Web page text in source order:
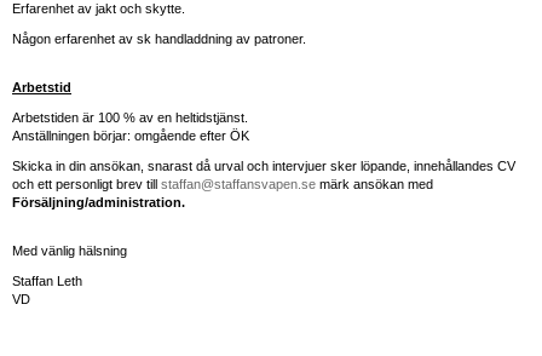
Erfarenhet av jakt och skytte.
Någon erfarenhet av sk handladdning av patroner.
Arbetstid
Arbetstiden är 100 % av en heltidstjänst.
Anställningen börjar: omgående efter ÖK
Skicka in din ansökan, snarast då urval och intervjuer sker löpande, innehållandes CV
och ett personligt brev till staffan@staffansvapen.se märk ansökan med
Försäljning/administration.
Med vänlig hälsning
Staffan Leth
VD